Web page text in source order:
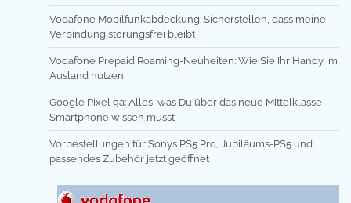
Vodafone Mobilfunkabdeckung: Sicherstellen, dass meine
Verbindung störungsfrei bleibt
Vodafone Prepaid Roaming-Neuheiten: Wie Sie Ihr Handy im
Ausland nutzen
Google Pixel 9a: Alles, was Du über das neue Mittelklasse-
Smartphone wissen musst
Vorbestellungen für Sonys PS5 Pro, Jubiläums-PS5 und
passendes Zubehör jetzt geöffnet